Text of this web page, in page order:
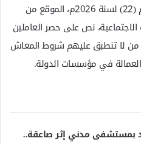
وأوضح الاتحاد أن القرار الوزاري رقم (22) لسنة 2026م، الموقع من
الاجتماعية، نص على حصر العاملين
من لا تنطبق عليهم شروط المعاش
العمالة في مؤسسات الدولة.
بمستشفى مدني إثر صاعقة..